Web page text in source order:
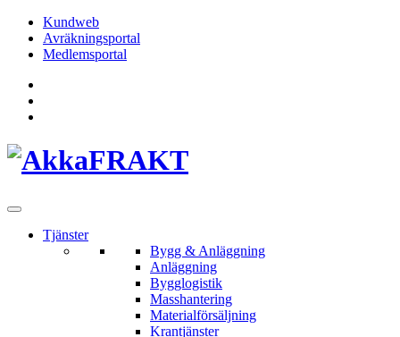
Hoppa
innehållet
Kundweb
Avräkningsportal
Medlemsportal
Tjänster
Bygg & Anläggning
Anläggning
Bygglogistik
Masshantering
Materialförsäljning
Krantjänster